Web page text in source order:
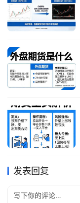
发表回复